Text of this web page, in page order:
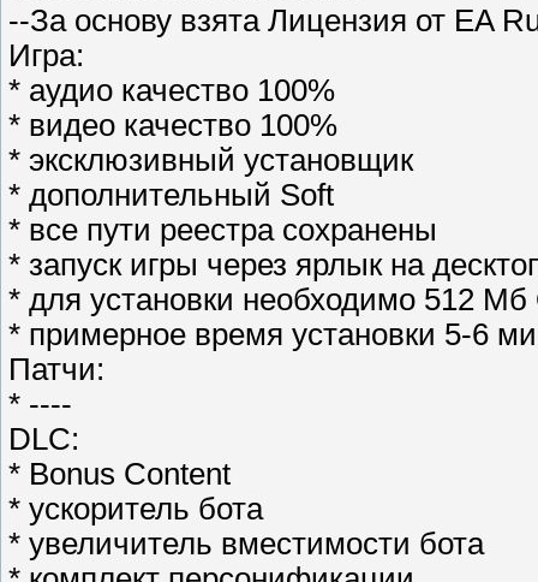
--За основу взята Лицензия от EA
Игра:
* аудио качество 100%
* видео качество 100%
* эксклюзивный установщик
* дополнительный Soft
* все пути реестра сохранены
* запуск игры через ярлык на
* для установки необходимо 512
* примерное время установки 5-6
Патчи:
* ----
DLC:
* Bonus Content
* ускоритель бота
* увеличитель вместимости бота